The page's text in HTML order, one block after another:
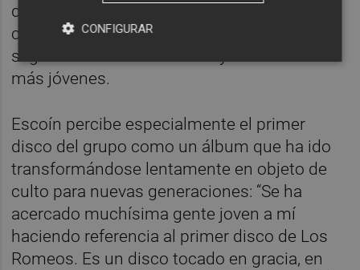
de la gira, Los Romeos se han encontrado
con un público donde conviven sus
seguidores históricos con oyentes mucho
más jóvenes.
Escoín percibe especialmente el primer
disco del grupo como un álbum que ha ido
transformándose lentamente en objeto de
culto para nuevas generaciones: “Se ha
acercado muchísima gente joven a mí
haciendo referencia al primer disco de Los
Romeos. Es un disco tocado en gracia, en
CONFIGURAR